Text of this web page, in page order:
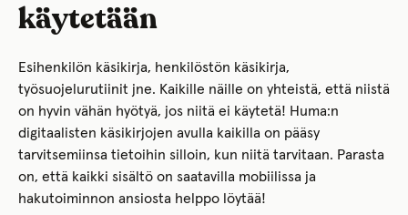
käytetään
Esihenkilön käsikirja, henkilöstön käsikirja,
työsuojelurutiinit jne. Kaikille näille on yhteistä, että niistä
on hyvin vähän hyötyä, jos niitä ei käytetä! Huma:n
digitaalisten käsikirjojen avulla kaikilla on pääsy
tarvitsemiinsa tietoihin silloin, kun niitä tarvitaan. Parasta
on, että kaikki sisältö on saatavilla mobiilissa ja
hakutoiminnon ansiosta helppo löytää!